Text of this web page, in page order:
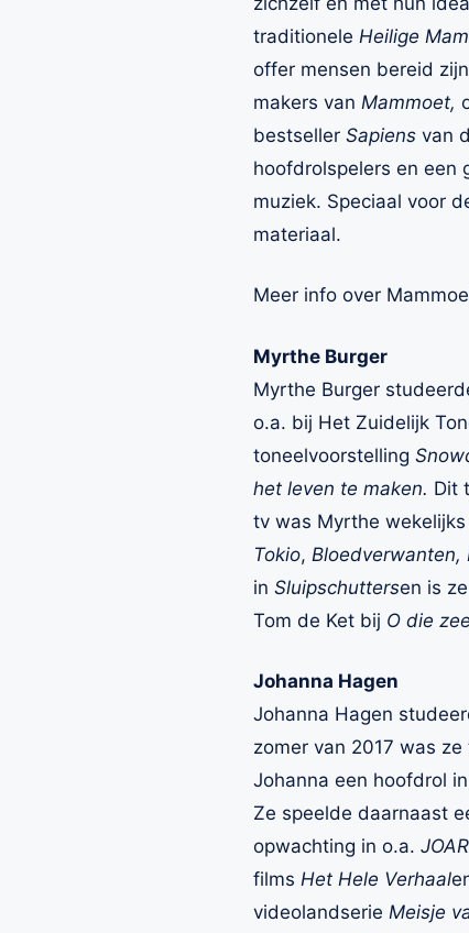
traditionele Heilige
offer mensen bereid
makers van Mammoet,
bestseller Sapiens van
hoofdrolspelers en een
muziek. Speciaal voor
materiaal.
Meer info over
Myrthe Burger
Myrthe Burger
o.a. bij Het Zuidelijk
toneelvoorstelling
het leven te maken. Dit
tv was Myrthe wekelijks
Tokio, Bloedverwanten,
in Sluipschuttersen is
Tom de Ket bij O die zee
Johanna Hagen
Johanna Hagen
zomer van 2017 was
Johanna een hoofdrol
Ze speelde daarnaast
opwachting in o.a.
films Het Hele Verhaal
videolandserie Meisje